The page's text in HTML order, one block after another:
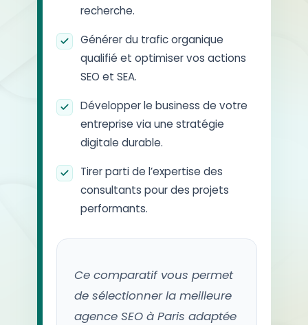
recherche.
Générer du trafic organique
qualifié et optimiser vos actions
SEO et SEA.
Développer le business de votre
entreprise via une stratégie
digitale durable.
Tirer parti de l’expertise des
consultants pour des projets
performants.
Ce comparatif vous permet
de sélectionner la meilleure
agence SEO à Paris adaptée